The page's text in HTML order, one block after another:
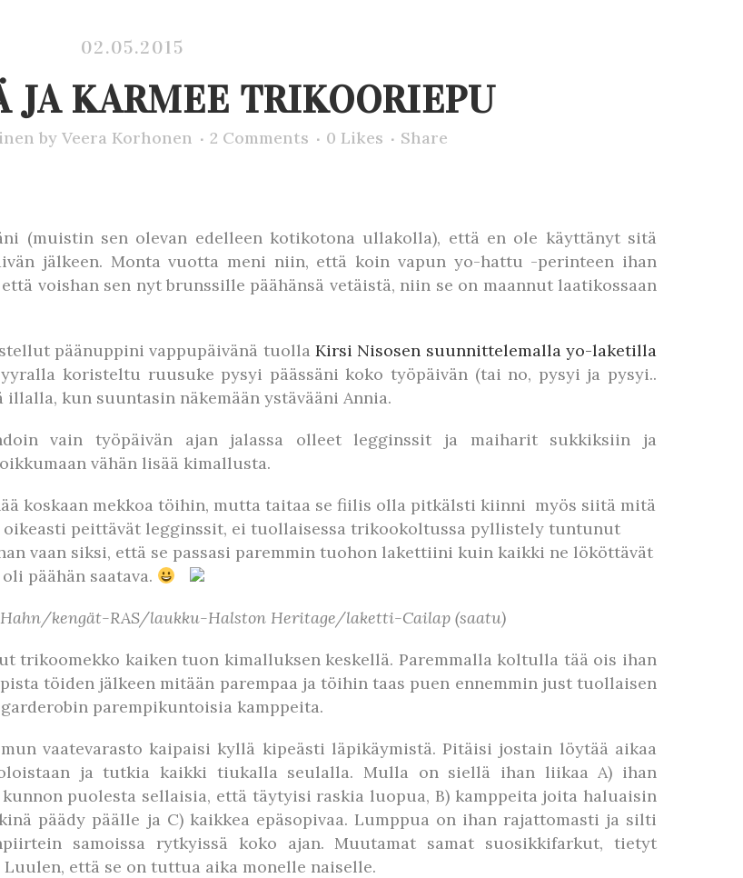
02.05.2015
KARMEE TRIKOORIEPU
by Veera Korhonen 2 Comments 0 Likes Share
(muistin sen olevan edelleen kotikotona ullakolla), että en ole käyttänyt sitä
jälkeen. Monta vuotta meni niin, että koin vapun yo-hattu -perinteen ihan
voishan sen nyt brunssille päähänsä vetäistä, niin se on maannut laatikossaan
päänuppini vappupäivänä tuollaKirsi Nisosen suunnittelemalla yo-laketilla
koristeltu ruusuke pysyi päässäni koko työpäivän (tai no, pysyi ja pysyi..
kun suuntasin näkemään ystävääni Annia.
vain työpäivän ajan jalassa olleet legginssit ja maiharit sukkiksiin ja
vähän lisää kimallusta.
koskaan mekkoa töihin, mutta taitaa se fiilis olla pitkälsti kiinni myös siitä mitä
oikeasti peittävät legginssit, ei tuollaisessa trikookoltussa pyllistely tuntunut
vaan siksi, että se passasi paremmin tuohon lakettiini kuin kaikki ne lököttävät
päähän saatava.
kengät-RAS/laukku-Halston Heritage/laketti-Cailap (saatu)
trikoomekko kaiken tuon kimalluksen keskellä. Paremmalla koltulla tää ois ihan
töiden jälkeen mitään parempaa ja töihin taas puen ennemmin just tuollaisen
parempikuntoisia kamppeita.
vaatevarasto kaipaisi kyllä kipeästi läpikäymistä. Pitäisi jostain löytää aikaa
ja tutkia kaikki tiukalla seulalla. Mulla on siellä ihan liikaa A) ihan
puolesta sellaisia, että täytyisi raskia luopua, B) kamppeita joita haluaisin
päädy päälle ja C) kaikkea epäsopivaa. Lumppua on ihan rajattomasti ja silti
samoissa rytkyissä koko ajan. Muutamat samat suosikkifarkut, tietyt
että se on tuttua aika monelle naiselle.